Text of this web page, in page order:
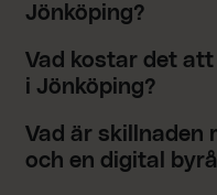
Jönköping?
Vad kostar det
i Jönköping?
Vad är skillnaden
och en digital